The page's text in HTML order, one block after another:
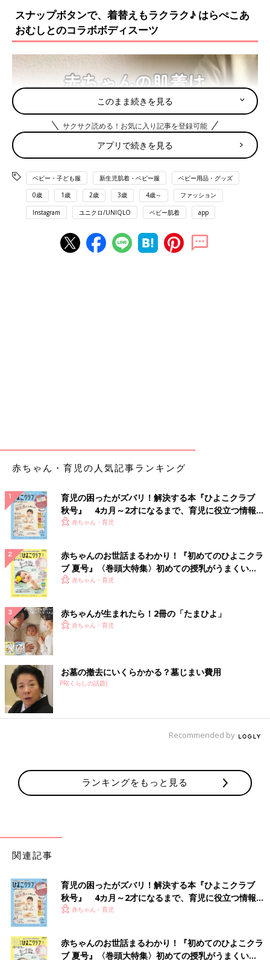
ているので、ぜひチェックしてくださいね♪
スナップボタンで、着替えもラクラク♪ はらぺこあ
おむしとのコラボボディスーツ
ってもラクチンとのこと。タグも外側についており、肌に当たら
夏に向けてたくさん欲しくなる！「コットンメッシ
ュボディスーツ」
出典：Instagramアカウント「naho_mum」
なほさんは「コットンメッシュボディスーツ」を購入。メッシュ
素材で涼しく、股下ボタンの位置がわかりやすいことや、へたり
にくいなどメリットもたくさんあるとのこと。前開きタイプなの
このまま続きを見る
サクサク読める！お気に入り記事を登録可能
アプリで続きを見る
ベビー・子ども服 新生児肌着・ベビー服 ベビー用品・グッズ
0歳 1歳 2歳 3歳 4歳～ ファッション
Instagram ユニクロ/UNIQLO ベビー肌着 app
赤ちゃん・育児の人気記事ランキング
育児の困ったがズバリ！解決する本『ひよこクラブ
秋号』 4カ月～2才になるまで、育児に役立つ情報が
いっぱい！
赤ちゃん・育児
赤ちゃんのお世話まるわかり！『初めてのひよこクラ
ブ 夏号』〈巻頭大特集〉初めての授乳がうまくい
く！ おっぱい・ミルクの基本と夏のトラブル 解決テ
赤ちゃん・育児
赤ちゃんが生まれたら！2冊の「たまひよ」
赤ちゃん・育児
お墓の撤去にいくらかかる？墓じまい費用
PR(くらしの話題)
Recommended by
ランキングをもっと見る
関連記事
育児の困ったがズバリ！解決する本『ひよこクラブ
秋号』 4カ月～2才になるまで、育児に役立つ情報が
いっぱい！
赤ちゃん・育児
赤ちゃんのお世話まるわかり！『初めてのひよこクラ
ブ 夏号』〈巻頭大特集〉初めての授乳がうまくい